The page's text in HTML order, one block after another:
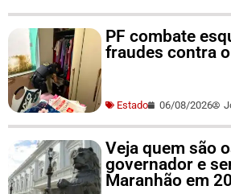
PF combate
fraudes contra
Estado 06/08/2026
Veja quem são
governador e
Maranhão em